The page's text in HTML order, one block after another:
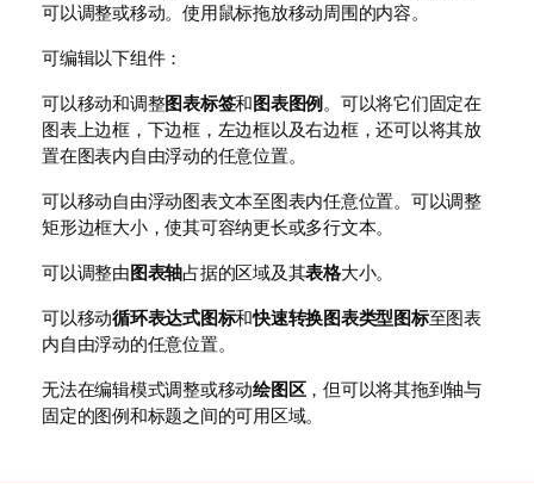
可以调整或移动。使用鼠标拖放移动周围的内容。
可编辑以下组件：
可以移动和调整图表标签和图表图例。可以将它们固定在
图表上边框，下边框，左边框以及右边框，还可以将其放
置在图表内自由浮动的任意位置。
可以移动自由浮动图表文本至图表内任意位置。可以调整
矩形边框大小，使其可容纳更长或多行文本。
可以调整由图表轴占据的区域及其表格大小。
可以移动循环表达式图标和快速转换图表类型图标至图表
内自由浮动的任意位置。
无法在编辑模式调整或移动绘图区，但可以将其拖到轴与
固定的图例和标题之间的可用区域。